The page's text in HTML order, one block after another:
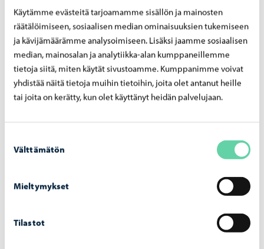
Käytämme evästeitä tarjoamamme sisällön ja mainosten
räätälöimiseen, sosiaalisen median ominaisuuksien tukemiseen
ja kävijämäärämme analysoimiseen. Lisäksi jaamme sosiaalisen
median, mainosalan ja analytiikka-alan kumppaneillemme
tietoja siitä, miten käytät sivustoamme. Kumppanimme voivat
yhdistää näitä tietoja muihin tietoihin, joita olet antanut heille
tai joita on kerätty, kun olet käyttänyt heidän palvelujaan.
valinta
Välttämätön
Mieltymykset
Tilastot
Esteettömyys
Porvoon Valojen teokset sijaitsevat kaupunkitilassa ja
usein lyhyen matkan päästä toisistaan. Kaupungin alueet
aurataan ja hiekoitetaan kaupungin toimesta ennen
kuitenkin vaikuttaa liikkumiseen festivaalin reitillä. Reitti
mukulakivikujien takia. Vuodenaika, pimeys, lumi ja jää